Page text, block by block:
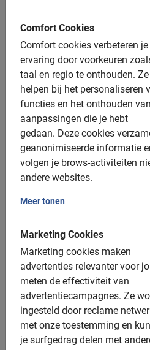
Comfort Cookies
Comfort cookies verbeteren je
ervaring door voorkeuren
taal en regio te onthouden. Ze
helpen bij het personaliseren
functies en het onthouden van
aanpassingen die je hebt
gedaan. Deze cookies
geanonimiseerde informatie
volgen je brows-activiteiten
andere websites.
Meer tonen
Marketing Cookies
Marketing cookies maken
advertenties relevanter voor
meten de effectiviteit van
advertentiecampagnes. Ze
ingesteld door reclame
met onze toestemming en
je surfgedrag delen met
Fietsverhuur in Granada
Fietsverhuur in Haarlem
Fietsverhuur in Hamburg
Fietsverhuur in Havana
Fietsverhuur in Ibiza
Fietsverhuur in Kaapstad
Fietsverhuur in Keulen
Fietsverhuur in Kopenhagen
Fietsverhuur in Krakau
Fietsverhuur in Kreta
Fietsverhuur in Los Angeles
Fietsverhuur in Lyon
Fietsverhuur in Madrid
Fietsverhuur in Malaga
Fietsverhuur in Malta
Fietsen huren in Marbella
Fietsverhuur in Oslo
Fietsverhuur in Ottawa
Fietsverhuur in Oxford
Fietsverhuur in Palermo